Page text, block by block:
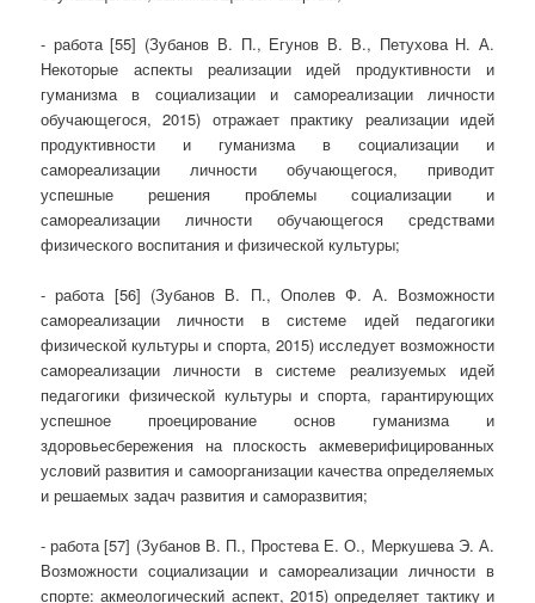
- работа [55] (Зубанов В. П., Егунов В. В., Петухова Н. А.
Некоторые аспекты реализации идей продуктивности и
гуманизма в социализации и самореализации личности
обучающегося, 2015) отражает практику реализации идей
продуктивности и гуманизма в социализации и
самореализации личности обучающегося, приводит
успешные решения проблемы социализации и
самореализации личности обучающегося средствами
физического воспитания и физической культуры;
- работа [56] (Зубанов В. П., Ополев Ф. А. Возможности
самореализации личности в системе идей педагогики
физической культуры и спорта, 2015) исследует возможности
самореализации личности в системе реализуемых идей
педагогики физической культуры и спорта, гарантирующих
успешное проецирование основ гуманизма и
здоровьесбережения на плоскость акмеверифицированных
условий развития и самоорганизации качества определяемых
и решаемых задач развития и саморазвития;
- работа [57] (Зубанов В. П., Простева Е. О., Меркушева Э. А.
Возможности социализации и самореализации личности в
спорте: акмеологический аспект, 2015) определяет тактику и